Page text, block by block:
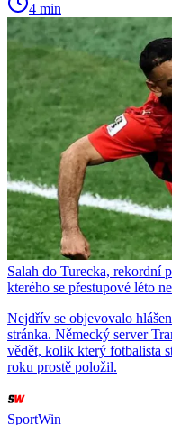
4 min
Salah do Turecka, rekordní
kterého se přestupové léto
Nejdřív se objevovalo
stránka. Německý server
vědět, kolik který fotbalista
roku prostě položil.
SportWin